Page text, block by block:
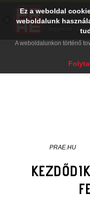
PRAE.HU
Ez a weboldal
weboldalunk
A weboldalunkon történő
PRAE.HU
Digital
Ingyenes -